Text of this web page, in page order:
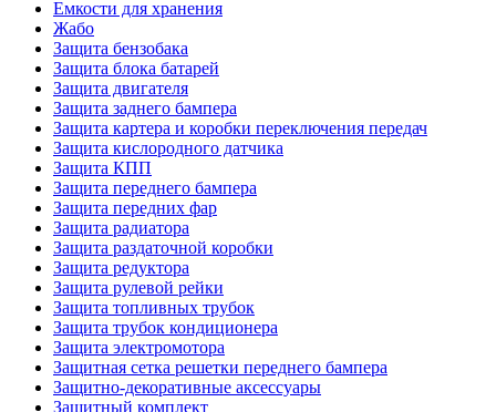
Емкости для хранения
Жабо
Защита бензобака
Защита блока батарей
Защита двигателя
Защита заднего бампера
Защита картера и коробки переключения передач
Защита кислородного датчика
Защита КПП
Защита переднего бампера
Защита передних фар
Защита радиатора
Защита раздаточной коробки
Защита редуктора
Защита рулевой рейки
Защита топливных трубок
Защита трубок кондиционера
Защита электромотора
Защитная сетка решетки переднего бампера
Защитно-декоративные аксессуары
Защитный комплект